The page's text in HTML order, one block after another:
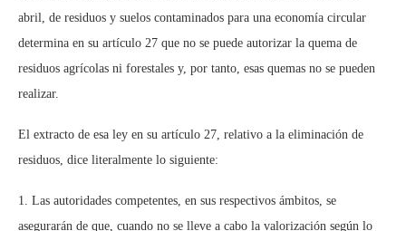
abril, de residuos y suelos contaminados para una economía circular
determina en su artículo 27 que no se puede autorizar la quema de
residuos agrícolas ni forestales y, por tanto, esas quemas no se pueden
realizar.
El extracto de esa ley en su artículo 27, relativo a la eliminación de
residuos, dice literalmente lo siguiente:
1. Las autoridades competentes, en sus respectivos ámbitos, se
asegurarán de que, cuando no se lleve a cabo la valorización según lo